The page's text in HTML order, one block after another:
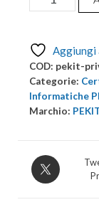
e
PEKIT
Privacy
GDPR
DPO
2.0
Aggiungi
COD: pekit-
Categorie:
Informatiche
Marchio: